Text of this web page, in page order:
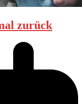
zurück